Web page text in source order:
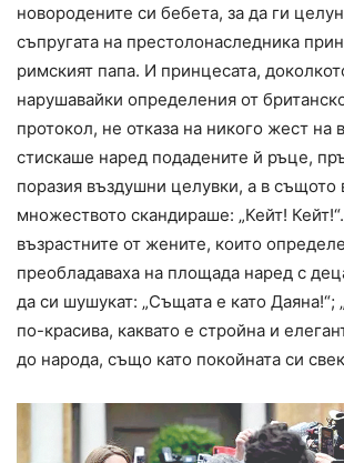
новородените си бебета, за да ги
съпругата на престолонаследника
римският папа. И принцесата,
нарушавайки определения от
протокол, не отказа на никого жест на
стискаше наред подадените й ръце,
поразия въздушни целувки, а в същото
множеството скандираше: „Кейт!
възрастните от жените, които
преобладаваха на площада наред с
да си шушукат: „Същата е като
по-красива, каквато е стройна и
до народа, също като покойната си